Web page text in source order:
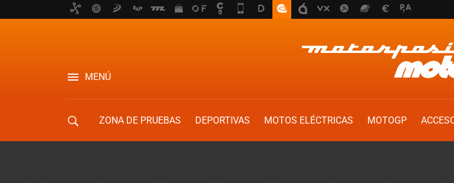
MENÚ
ZONA DE PRUEBAS DEPORTIVAS MOTOS ELÉCTRICAS MOTOGP